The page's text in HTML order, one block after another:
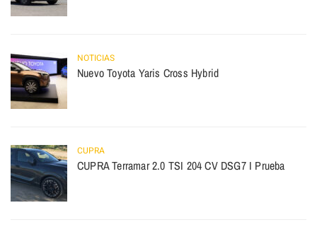
NOTICIAS
Nuevo Toyota Yaris Cross Hybrid
CUPRA
CUPRA Terramar 2.0 TSI 204 CV DSG7 I Prueba